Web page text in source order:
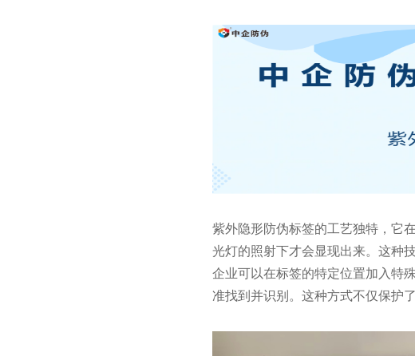
紫外隐形防伪标签的工艺独特，它
光灯的照射下才会显现出来。这种
企业可以在标签的特定位置加入特
准找到并识别。这种方式不仅保护